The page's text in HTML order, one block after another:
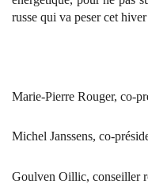
russe qui va peser cet
Marie-Pierre Rouger, co-
Michel Janssens, co-
Goulven Oillic, conseiller